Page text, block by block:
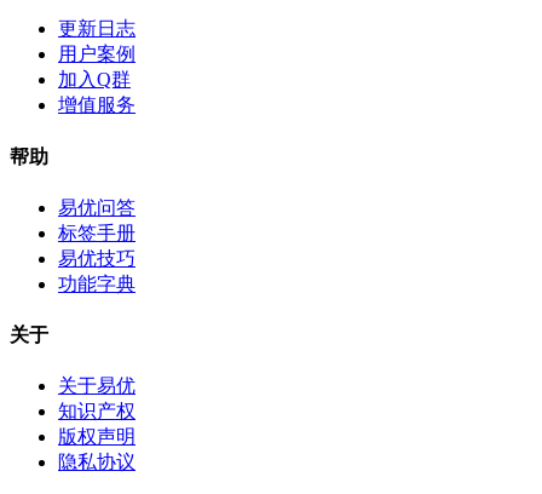
更新日志
用户案例
加入Q群
增值服务
帮助
易优问答
标签手册
易优技巧
功能字典
关于
关于易优
知识产权
版权声明
隐私协议